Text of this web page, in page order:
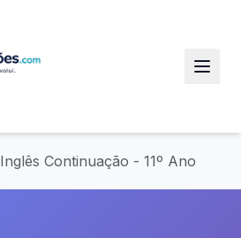
Inglês Continuação - 11º Ano